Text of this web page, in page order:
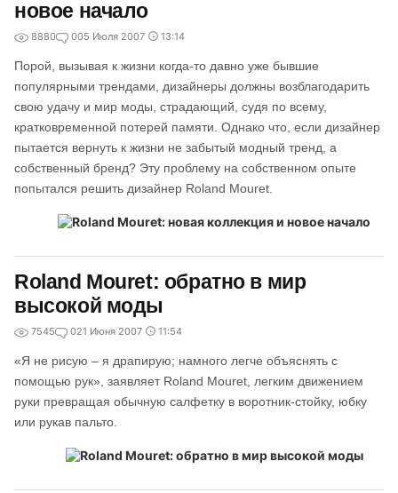
новое начало
8880 005 Июля 2007 13:14
Порой, вызывая к жизни когда-то давно уже бывшие
популярными трендами, дизайнеры должны возблагодарить
свою удачу и мир моды, страдающий, судя по всему,
кратковременной потерей памяти. Однако что, если дизайнер
пытается вернуть к жизни не забытый модный тренд, а
собственный бренд? Эту проблему на собственном опыте
попытался решить дизайнер Roland Mouret.
Roland Mouret: обратно в мир
высокой моды
7545 021 Июня 2007 11:54
«Я не рисую – я драпирую; намного легче объяснять с
помощью рук», заявляет Roland Mouret, легким движением
руки превращая обычную салфетку в воротник-стойку, юбку
или рукав пальто.